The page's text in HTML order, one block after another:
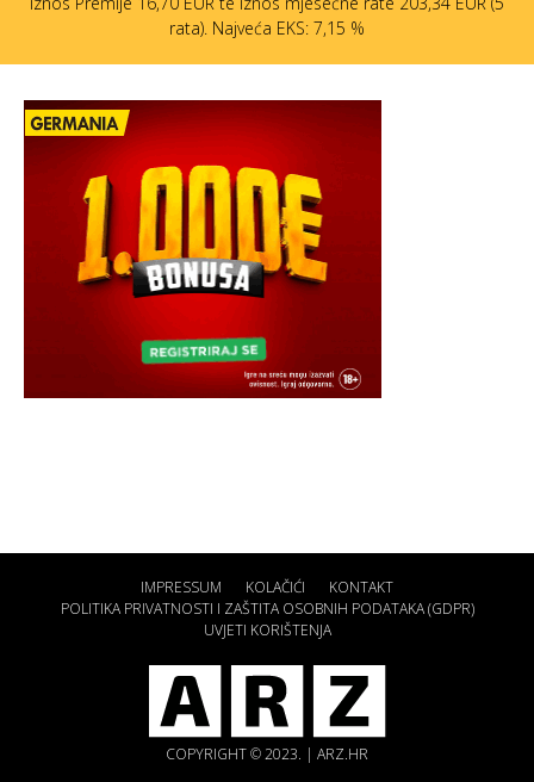
rata). Najveća EKS: 7,15 %
IMPRESSUM KOLAČIĆI
KONTAKT
POLITIKA PRIVATNOSTI I ZAŠTITA OSOBNIH PODATAKA (GDPR)
UVJETI KORIŠTENJA
COPYRIGHT © 2023. | ARZ.HR